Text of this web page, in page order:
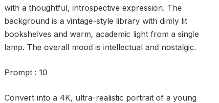
with a thoughtful, introspective expression. The
background is a vintage-style library with dimly lit
bookshelves and warm, academic light from a single
lamp. The overall mood is intellectual and nostalgic.
Prompt : 10
Convert into a 4K, ultra-realistic portrait of a young